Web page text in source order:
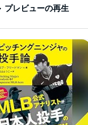
プレビューの再生